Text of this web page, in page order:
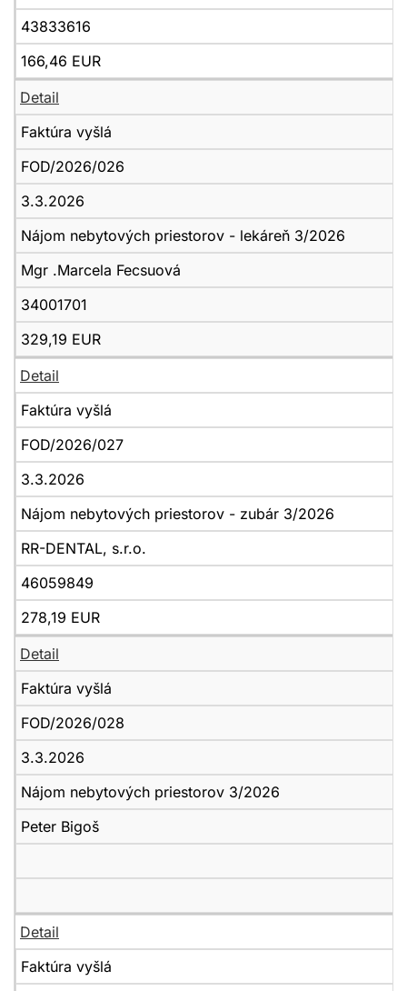
43833616
166,46 EUR
Detail
Faktúra vyšlá
FOD/2026/026
3.3.2026
Nájom nebytových priestorov - lekáreň 3/2026
Mgr .Marcela Fecsuová
34001701
329,19 EUR
Detail
Faktúra vyšlá
FOD/2026/027
3.3.2026
Nájom nebytových priestorov - zubár 3/2026
RR-DENTAL, s.r.o.
46059849
278,19 EUR
Detail
Faktúra vyšlá
FOD/2026/028
3.3.2026
Nájom nebytových priestorov 3/2026
Peter Bigoš
Detail
Faktúra vyšlá